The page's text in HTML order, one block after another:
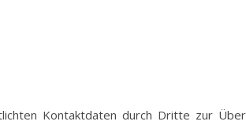
Kontaktdaten durch Dritte zur